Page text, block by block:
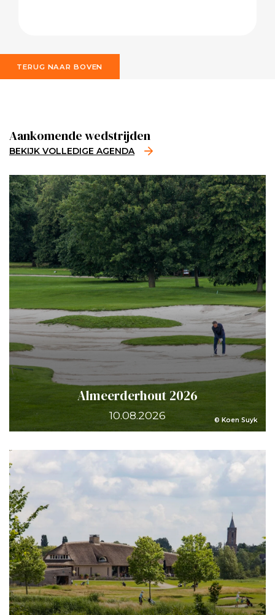
TERUG NAAR BOVEN
Aankomende wedstrijden
BEKIJK VOLLEDIGE AGENDA
© Koen Suyk
Almeerderhout 2026
10.08.2026